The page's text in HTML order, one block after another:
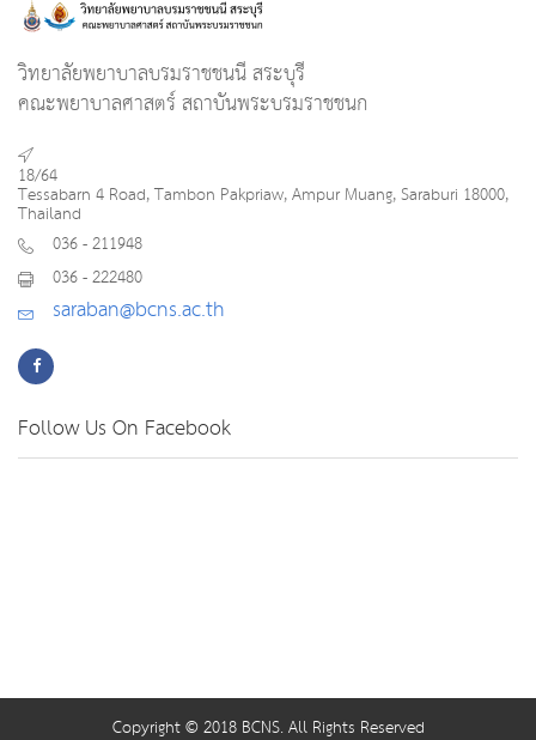
วิทยาลัยพยาบาลบรมราชชนนี สระบุรี
คณะพยาบาลศาสตร์ สถาบันพระบรมราชชนก
18/64
Tessabarn 4 Road, Tambon Pakpriaw, Ampur Muang, Saraburi 18000,
Thailand
036 - 211948
036 - 222480
saraban@bcns.ac.th
Follow Us On Facebook
Copyright © 2018 BCNS. All Rights Reserved